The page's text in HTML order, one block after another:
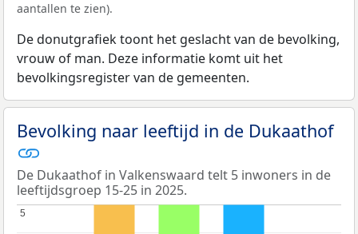
aantallen te zien).
De donutgrafiek toont het geslacht van de bevolking,
vrouw of man. Deze informatie komt uit het
bevolkingsregister van de gemeenten.
Bevolking naar leeftijd in de Dukaathof
De Dukaathof in Valkenswaard telt 5 inwoners in de
leeftijdsgroep 15-25 in 2025.
5
5